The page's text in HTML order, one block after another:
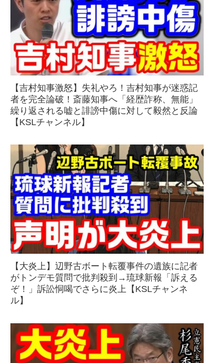
【吉村知事激怒】失礼やろ！吉村知事が迷惑記
者を完全論破！斎藤知事へ「経歴詐称、無能」
繰り返される嘘と誹謗中傷に対して毅然と反論
【KSLチャンネル】
【大炎上】辺野古ボート転覆事件の遺族に記者
がトンデモ質問で批判殺到→琉球新報「訴える
ぞ！」訴訟恫喝でさらに炎上【KSLチャンネ
ル】